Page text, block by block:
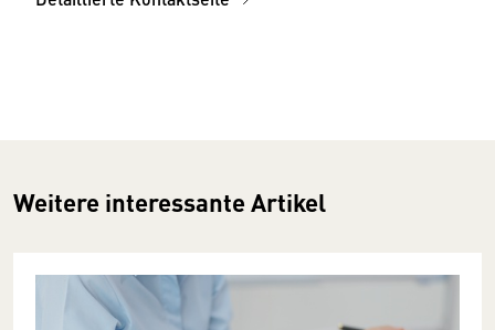
Weitere interessante Artikel